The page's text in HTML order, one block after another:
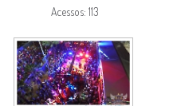
Acessos: 113